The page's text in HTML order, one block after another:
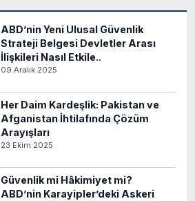
ABD’nin Yeni Ulusal Güvenlik
Strateji Belgesi Devletler Arası
İlişkileri Nasıl Etkile..
09 Aralık 2025
Her Daim Kardeşlik: Pakistan ve
Afganistan İhtilafında Çözüm
Arayışları
23 Ekim 2025
Güvenlik mi Hâkimiyet mi?
ABD’nin Karayipler’deki Askeri